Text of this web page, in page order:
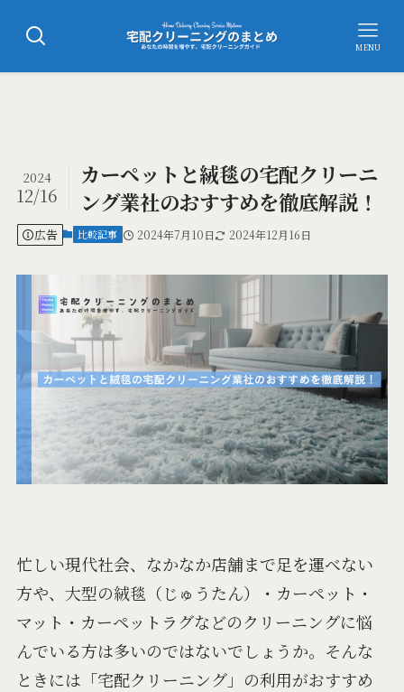
MENU
カーペットと絨毯の宅配クリーニ
ング業社のおすすめを徹底解説！
2024
12/16
広告 比較記事 2024年7月10日 2024年12月16日
忙しい現代社会、なかなか店舗まで足を運べない
方や、大型の絨毯（じゅうたん）・カーペット・
マット・カーペットラグなどのクリーニングに悩
んでいる方は多いのではないでしょうか。そんな
ときには「宅配クリーニング」の利用がおすすめ